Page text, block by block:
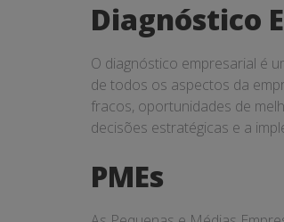
Diagnóstico
Empresarial
Completo
para
PMEs
Diagnóstico
O diagnóstico empresarial é
de todos os aspectos da
fracos, oportunidades de
decisões estratégicas e a
PMEs